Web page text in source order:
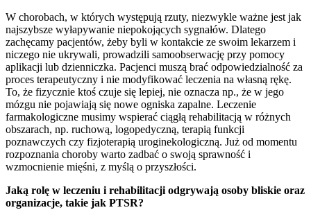
W chorobach, w których występują rzuty, niezwykle ważne jest jak
najszybsze wyłapywanie niepokojących sygnałów. Dlatego
zachęcamy pacjentów, żeby byli w kontakcie ze swoim lekarzem i
niczego nie ukrywali, prowadzili samoobserwację przy pomocy
aplikacji lub dzienniczka. Pacjenci muszą brać odpowiedzialność za
proces terapeutyczny i nie modyfikować leczenia na własną rękę.
To, że fizycznie ktoś czuje się lepiej, nie oznacza np., że w jego
mózgu nie pojawiają się nowe ogniska zapalne. Leczenie
farmakologiczne musimy wspierać ciągłą rehabilitacją w różnych
obszarach, np. ruchową, logopedyczną, terapią funkcji
poznawczych czy fizjoterapią uroginekologiczną. Już od momentu
rozpoznania choroby warto zadbać o swoją sprawność i
wzmocnienie mięśni, z myślą o przyszłości.
Jaką rolę w leczeniu i rehabilitacji odgrywają osoby bliskie oraz
organizacje, takie jak PTSR?